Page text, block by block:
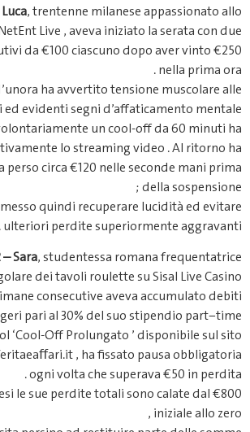
, trentenne milanese appassionato allo
Live , aveva iniziato la serata con due
da €100 ciascuno dopo aver vinto €250
nella prima ora .
ha avvertito tensione muscolare alle
ed evidenti segni d’affaticamento mentale .
un cool‐off da 60 minuti ha
lo streaming video . Al ritorno ha
perso circa €120 nelle seconde mani prima
della sospensione ;
quindi recuperare lucidità ed evitare
ulteriori perdite superior​­mente aggravanti .
Sara, studentessa romana frequentatrice
dei tavoli roulette su Sisal Live Casino .
consecutive aveva accumulato debiti
pari al 30% del suo stipendio part−time .
‘Cool-Off Prolungato ’ disponibile sul sito
, ha fissato paus​a obbligatoria
ogni volta che superava €50 in perdita .
le sue perdite totali sono calate dal €800
iniziale allo zero ,